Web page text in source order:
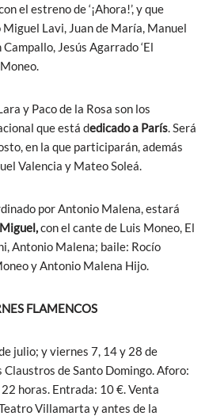
el estreno de ‘¡Ahora!’, y que
Lavi, Juan de María, Manuel
Jesús Agarrado ‘El
y Paco de la Rosa son los
que está dedicado a París. Será
en la que participarán, además
Valencia y Mateo Soleá.
por Antonio Malena, estará
con el cante de Luis Moneo, El
Antonio Malena; baile: Rocío
y Antonio Malena Hijo.
FLAMENCOS
julio; y viernes 7, 14 y 28 de
de Santo Domingo. Aforo:
horas. Entrada: 10 €. Venta
Villamarta y antes de la